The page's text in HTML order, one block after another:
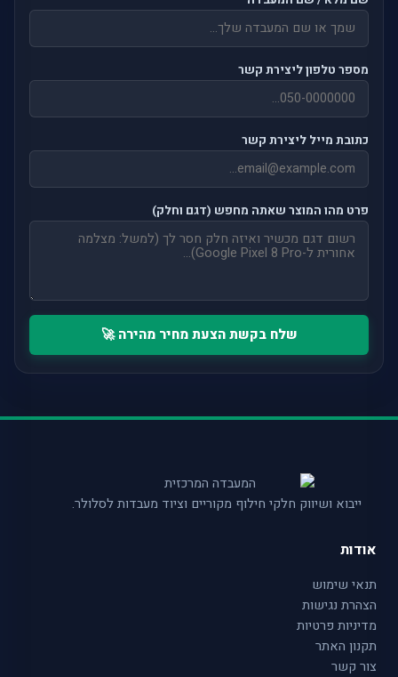
מספר טלפון ליצירת קשר
כתובת מייל ליצירת קשר
פרט מהו המוצר שאתה מחפש (דגם וחלק)
שלח בקשת הצעת מחיר מהירה 🚀
ייבוא ושיווק חלקי חילוף מקוריים וציוד מעבדות לסלולר.
אודות
תנאי שימוש
הצהרת נגישות
מדיניות פרטיות
תקנון האתר
צור קשר